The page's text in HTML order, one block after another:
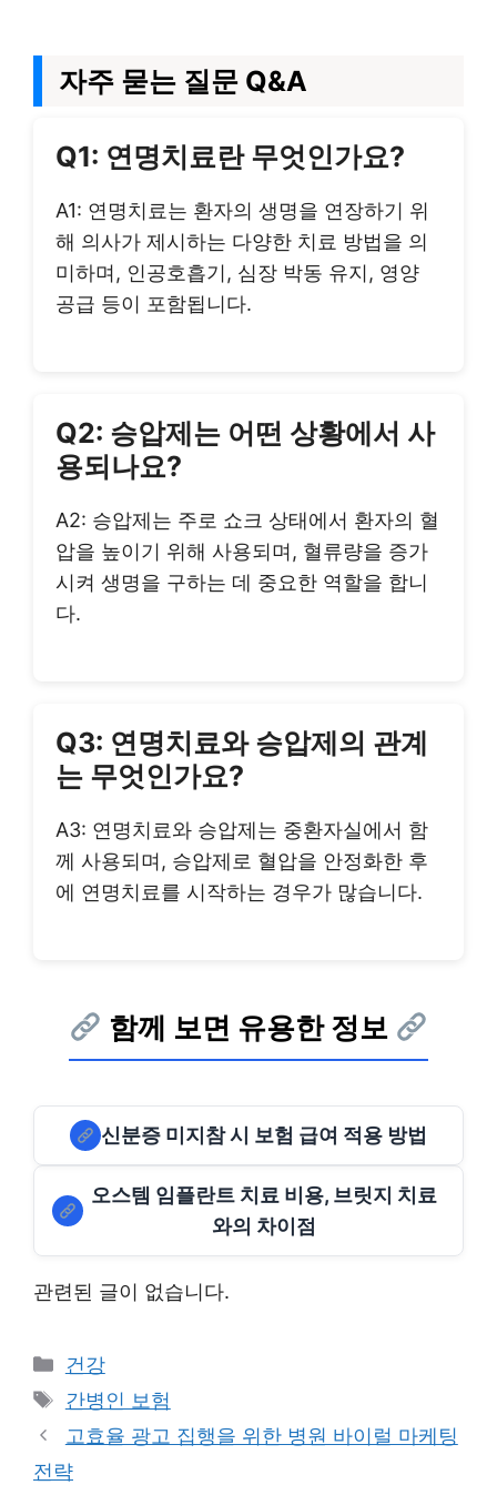
자주 묻는 질문 Q&A
Q1: 연명치료란 무엇인가요?
A1: 연명치료는 환자의 생명을 연장하기 위
해 의사가 제시하는 다양한 치료 방법을 의
미하며, 인공호흡기, 심장 박동 유지, 영양
공급 등이 포함됩니다.
Q2: 승압제는 어떤 상황에서 사
용되나요?
A2: 승압제는 주로 쇼크 상태에서 환자의 혈
압을 높이기 위해 사용되며, 혈류량을 증가
시켜 생명을 구하는 데 중요한 역할을 합니
다.
Q3: 연명치료와 승압제의 관계
는 무엇인가요?
A3: 연명치료와 승압제는 중환자실에서 함
께 사용되며, 승압제로 혈압을 안정화한 후
에 연명치료를 시작하는 경우가 많습니다.
함께 보면 유용한 정보
신분증 미지참 시 보험 급여 적용 방법
오스템 임플란트 치료 비용, 브릿지 치료
와의 차이점
관련된 글이 없습니다.
Categories
건강
Tags
간병인 보험
고효율 광고 집행을 위한 병원 바이럴 마케팅
전략